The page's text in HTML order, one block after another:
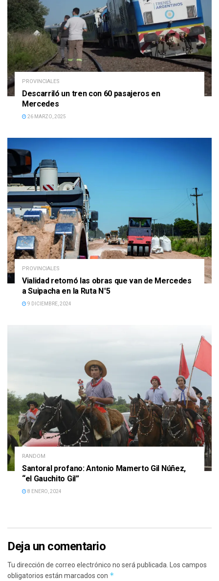
PROVINCIALES
Descarriló un tren con 60 pasajeros en
Mercedes
26 MARZO, 2025
PROVINCIALES
Vialidad retomó las obras que van de Mercedes
a Suipacha en la Ruta N°5
9 DICIEMBRE, 2024
RANDOM
Santoral profano: Antonio Mamerto Gil Núñez,
“el Gauchito Gil”
8 ENERO, 2024
Deja un comentario
Tu dirección de correo electrónico no será publicada. Los campos
obligatorios están marcados con *